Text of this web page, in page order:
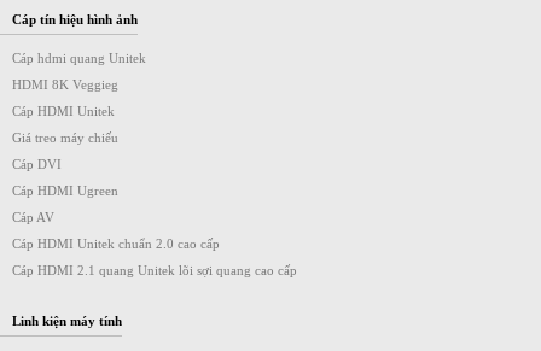
Cáp tín hiệu hình ảnh
Cáp hdmi quang Unitek
HDMI 8K Veggieg
Cáp HDMI Unitek
Giá treo máy chiếu
Cáp DVI
Cáp HDMI Ugreen
Cáp AV
Cáp HDMI Unitek chuẩn 2.0 cao cấp
Cáp HDMI 2.1 quang Unitek lõi sợi quang cao cấp
Linh kiện máy tính